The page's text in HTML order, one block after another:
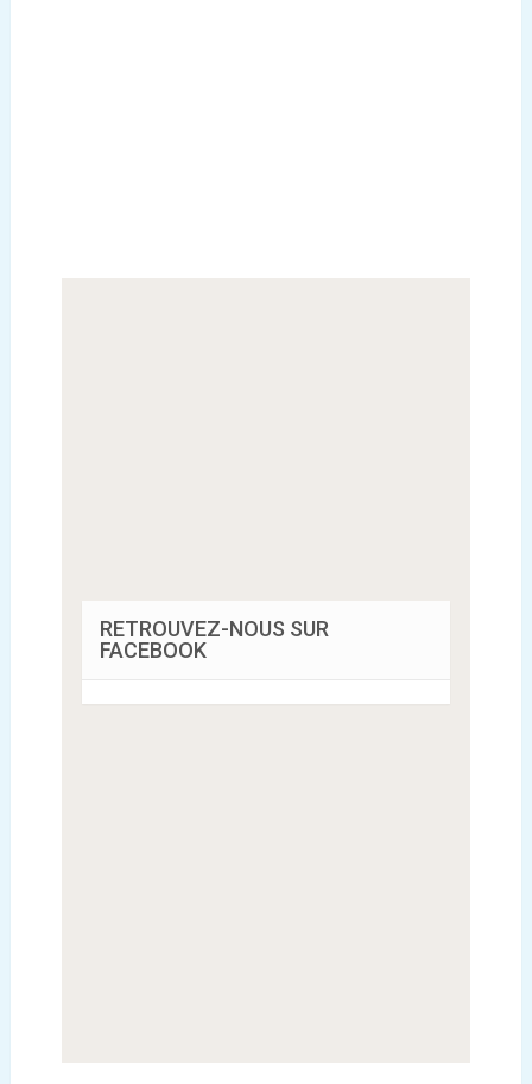
RETROUVEZ-NOUS SUR
FACEBOOK